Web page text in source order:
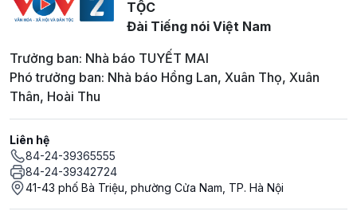
TỘC
Đài Tiếng nói Việt Nam
Trưởng ban: Nhà báo TUYẾT MAI
Phó trưởng ban: Nhà báo Hồng Lan, Xuân Thọ, Xuân
Thân, Hoài Thu
Liên hệ
84-24-39365555
84-24-39342724
41-43 phố Bà Triệu, phường Cửa Nam, TP. Hà Nội